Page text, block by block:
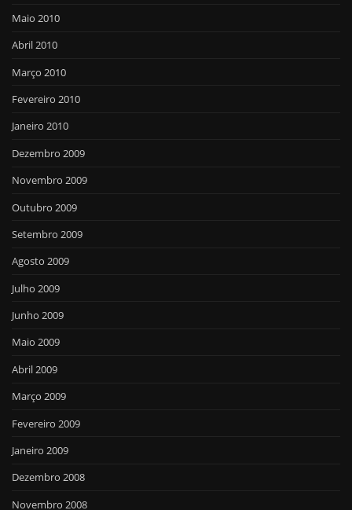
Maio 2010
Abril 2010
Março 2010
Fevereiro 2010
Janeiro 2010
Dezembro 2009
Novembro 2009
Outubro 2009
Setembro 2009
Agosto 2009
Julho 2009
Junho 2009
Maio 2009
Abril 2009
Março 2009
Fevereiro 2009
Janeiro 2009
Dezembro 2008
Novembro 2008